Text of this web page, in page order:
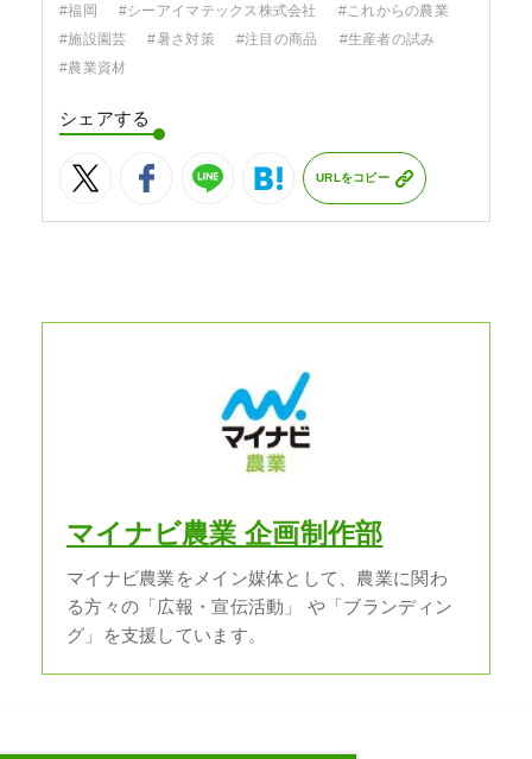
#福岡 #シーアイマテックス株式会社
#これからの農業
#施設園芸
#暑さ対策 #注目の商品
#生産者の試み
#農業資材
シェアする
URLをコピー
マイナビ農業 企画制作部
マイナビ農業をメイン媒体として、農業に関わ
る方々の「広報・宣伝活動」 や「ブランディン
グ」を支援しています。